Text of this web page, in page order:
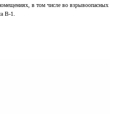
в том числе во взрывоопасных
В-1.